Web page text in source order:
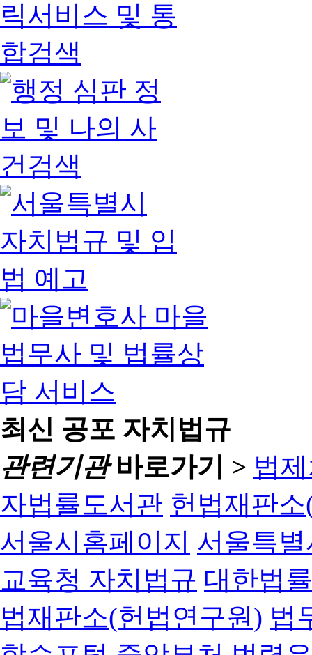
최신 공포 자치법규
관련기관바로가기 > 법
자법률도서관 헌법재판
서울시홈페이지 서울특
교육청 자치법규 대한법
법재판소(헌법연구원) 법